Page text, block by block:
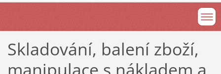
Skladování, balení zboží,